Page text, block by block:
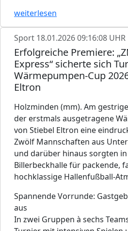
weiterlesen
Sport 18.01.2026 09:16:08 UHR
Erfolgreiche Premiere:
Express“ sicherte sich
Wärmepumpen‑Cup
Eltron
Holzminden (mm). Am
der erstmals ausgetragene
von Stiebel Eltron eine
Zwölf Mannschaften aus
und darüber hinaus sorgten
Billerbeckhalle für packende,
hochklassige Hallenfußball-
Spannende Vorrunde:
aus
In zwei Gruppen à sechs